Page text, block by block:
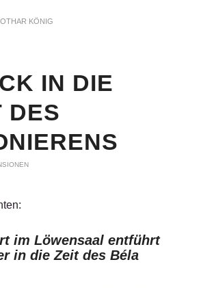
KÖNIG
IN DIE
DES
im Löwensaal entführt
in die Zeit des Béla